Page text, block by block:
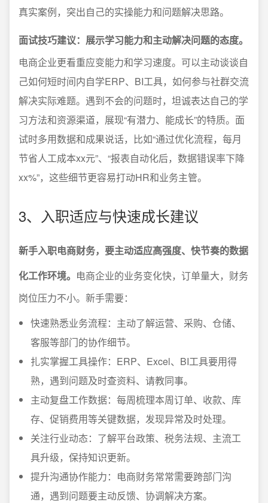
真实案例，突出自己的实操能力和问题解决思路。
面试技巧建议：展示学习能力和主动解决问题的态度。
电商企业更看重应变能力和学习速度。可以主动谈谈自
己如何短时间内自学ERP、BI工具，如何参与社群交流
解决实际难题。遇到不会的问题时，坦诚表达自己的学
习方法和资源渠道，展现“有潜力、能成长”的特质。面
试时多用数据和成果说话，比如“通过优化流程，每月
节省人工成本xx元”、“报表自动化后，数据错误率下降
xx%”，这些细节更容易打动HR和业务主管。
3、入职适应与快速成长建议
新手入职电商财务，要主动适应高强度、快节奏的数据
化工作环境。 电商企业的业务变化快，订单量大，财务
岗位压力不小。新手需要：
快速熟悉业务流程：主动了解运营、采购、仓储、
客服等部门的协作细节。
扎实掌握工具操作：ERP、Excel、BI工具要用得
熟，遇到问题及时查资料、请教同事。
主动复盘工作数据：每周梳理本周订单、收款、库
存、促销费用等关键数据，发现异常及时处理。
关注行业动态：了解平台政策、税务法规、主流工
具升级，保持知识更新。
提升沟通协作能力：电商财务常常需要跨部门沟
通，遇到问题要主动反馈、协调解决方案。